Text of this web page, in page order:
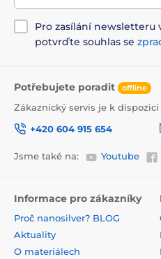
Pro zasílání newsletteru
potvrďte souhlas se
Potřebujete poradit offline
Zákaznický servis je k dispozici
+420 604 915 654
Jsme také na: Youtube
Informace pro zákazníky
Proč nanosilver? BLOG
Aktuality
O materiálech